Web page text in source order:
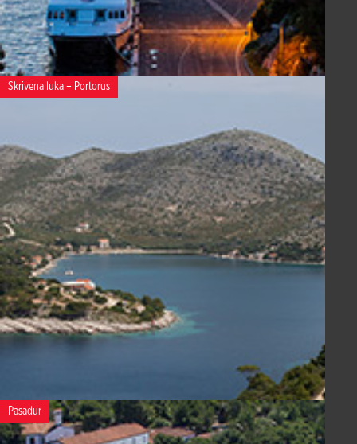
Skrivena luka – Portorus
Pasadur